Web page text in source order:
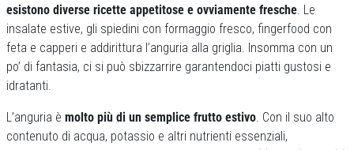
esistono diverse ricette appetitose e ovviamente fresche. Le
insalate estive, gli spiedini con formaggio fresco, fingerfood con
feta e capperi e addirittura l’anguria alla griglia. Insomma con un
po’ di fantasia, ci si può sbizzarrire garantendoci piatti gustosi e
idratanti.
L’anguria è molto più di un semplice frutto estivo. Con il suo alto
contenuto di acqua, potassio e altri nutrienti essenziali,